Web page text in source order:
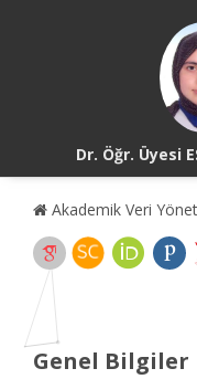
Dr. Öğr. Üyesi
Akademik Veri
Genel Bilgiler